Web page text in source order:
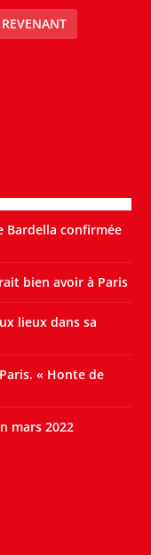
Bardella confirmée
bien avoir à Paris
lieux dans sa
« Honte de
mars 2022